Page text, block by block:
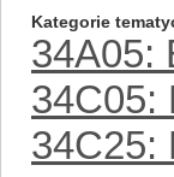
Kategorie
34A05:
34C05:
34C25: